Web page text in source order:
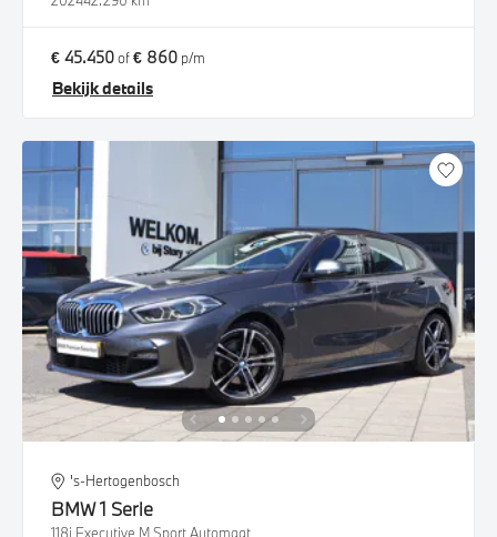
€ 45.450of€ 860 p/m
Bekijk details
's-Hertogenbosch
BMW1 Serie
118i Executive M Sport Automaat